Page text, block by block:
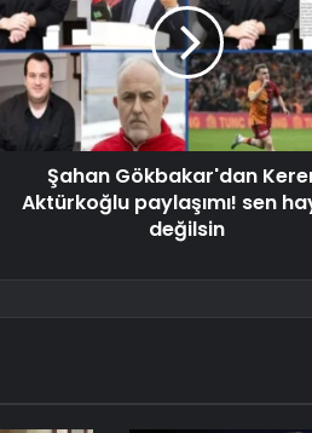
Şahan Gökbakar'dan
Aktürkoğlu paylaşımı! sen
değilsin